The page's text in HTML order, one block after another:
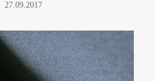
27.09.2017